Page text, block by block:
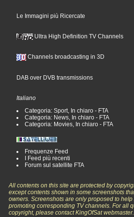
Le Immagini più Ricercate
Ultra High Definition TV Channels
Channels broadcasting in 3D
DAB over DVB transmissions
Italiano
Categoria: Sport, In chiaro - FTA
Categoria: News, In chiaro - FTA
Categoria: Movies, In chiaro - FTA
Frequenze Feed
I Feed più recenti
Forum sul satellite FTA
All contents on this site are protected by
except contents shown in some screenshots
owners. Screenshots are only proposed to
promoting corresponding TV channels. For all
copyright, please contact KingOfSat webmaster.